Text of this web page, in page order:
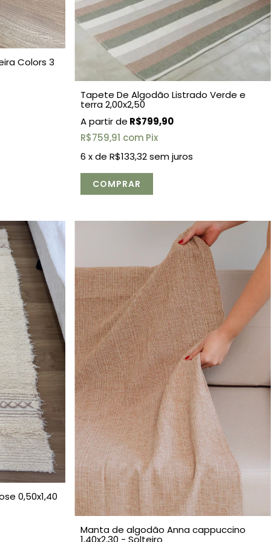
Colors 3
Tapete De Algodão Listrado Verde e
terra 2,00x2,50
R$799,90
R$759,91 com Pix
6 x deR$133,32 sem juros
0,50x1,40
Manta de algodão Anna cappuccino
1,40x2,30 - Solteiro